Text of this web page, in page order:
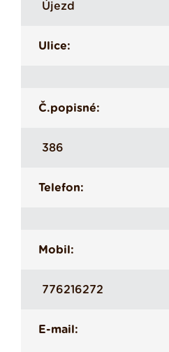
Újezd
Ulice:
Č.popisné:
386
Telefon:
Mobil:
776216272
E-mail: